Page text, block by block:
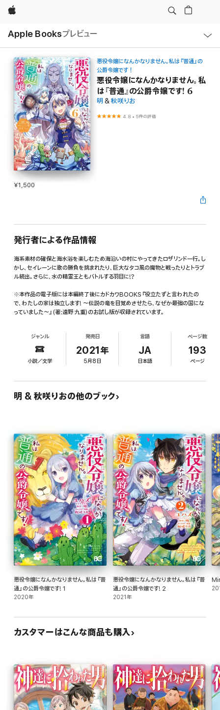
Apple
Apple Booksプレビュー
ル
悪役令嬢になんかなりません。私は『普通』の
公爵令嬢です！
悪役令嬢になんかなりません。私
は『普通』の公爵令嬢です! 6
明 &秋咲りお
4.8 • 5件の評価
¥1,500
発行者による作品情報
海系素材の確保と海水浴を楽しむため海沿いの村にやってきたロザリンド一行。し
かし、セイレーンに歌の勝負を挑まれたり、巨大なタコ風の魔物と戦ったりとトラブ
ル続出。さらに、水の精霊王ともバトルする羽目に!?
※本作品の電子版には本編終了後にカドカワBOOKS『役立たずと言われたの
で、わたしの家は独立します! ～伝説の竜を目覚めさせたら、なぜか最強の国にな
っていました～』(著:遠野 九重)のお試し版が収録されています。
ジャンル
小説／文学
発売日
2021年
5月8日
言語
JA
日本語
ページ数
193
ページ
明 & 秋咲りおの他のブック
悪役令嬢になんかなりません。私は『普
通』の公爵令嬢です! 1
2020年
悪役令嬢になんかなりません。私は『普
通』の公爵令嬢です! 2
2021年
カスタマーはこんな商品も購入